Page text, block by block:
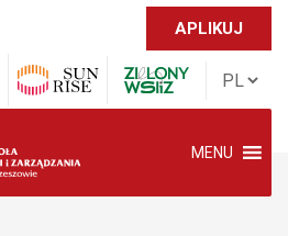
APLIKUJ
MENU